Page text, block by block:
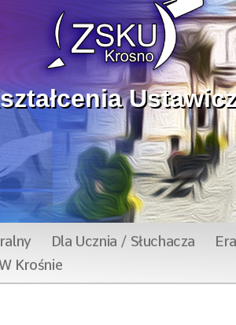
Dla Ucznia / Słuchacza
Krośnie